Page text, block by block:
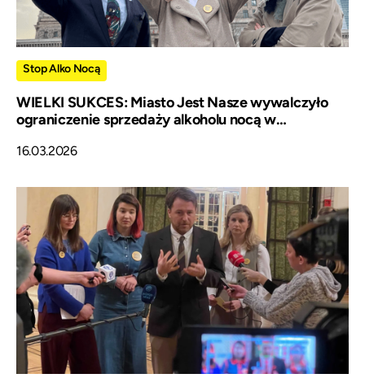
Stop Alko Nocą
WIELKI SUKCES: Miasto Jest Nasze wywalczyło
ograniczenie sprzedaży alkoholu nocą w
16.03.2026